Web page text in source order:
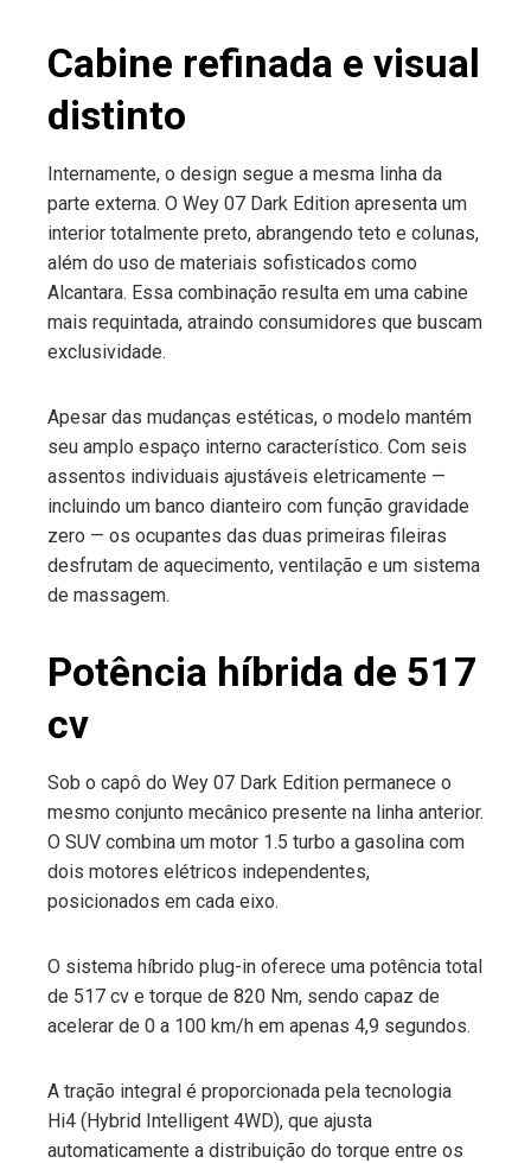
Cabine refinada e visual
distinto
Internamente, o design segue a mesma linha da
parte externa. O Wey 07 Dark Edition apresenta um
interior totalmente preto, abrangendo teto e colunas,
além do uso de materiais sofisticados como
Alcantara. Essa combinação resulta em uma cabine
mais requintada, atraindo consumidores que buscam
exclusividade.
Apesar das mudanças estéticas, o modelo mantém
seu amplo espaço interno característico. Com seis
assentos individuais ajustáveis eletricamente —
incluindo um banco dianteiro com função gravidade
zero — os ocupantes das duas primeiras fileiras
desfrutam de aquecimento, ventilação e um sistema
de massagem.
Potência híbrida de 517
cv
Sob o capô do Wey 07 Dark Edition permanece o
mesmo conjunto mecânico presente na linha anterior.
O SUV combina um motor 1.5 turbo a gasolina com
dois motores elétricos independentes,
posicionados em cada eixo.
O sistema híbrido plug-in oferece uma potência total
de 517 cv e torque de 820 Nm, sendo capaz de
acelerar de 0 a 100 km/h em apenas 4,9 segundos.
A tração integral é proporcionada pela tecnologia
Hi4 (Hybrid Intelligent 4WD), que ajusta
automaticamente a distribuição do torque entre os